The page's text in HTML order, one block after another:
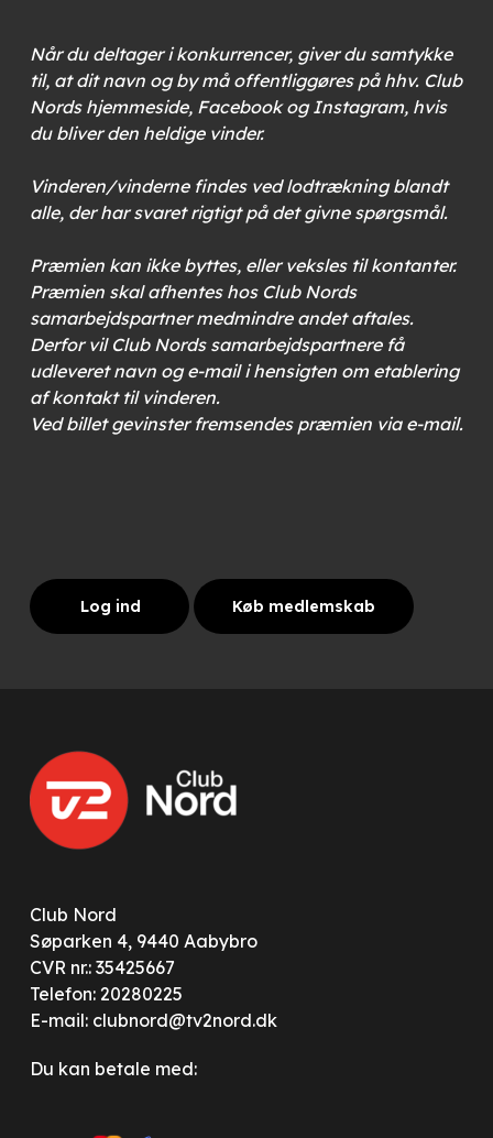
Når du deltager i konkurrencer, giver du samtykke
til, at dit navn og by må offentliggøres på hhv. Club
Nords hjemmeside, Facebook og Instagram, hvis
du bliver den heldige vinder.
Vinderen/vinderne findes ved lodtrækning blandt
alle, der har svaret rigtigt på det givne spørgsmål.
Præmien kan ikke byttes, eller veksles til kontanter.
Præmien skal afhentes hos Club Nords
samarbejdspartner medmindre andet aftales.
Derfor vil Club Nords samarbejdspartnere få
udleveret navn og e-mail i hensigten om etablering
af kontakt til vinderen.
Ved billet gevinster fremsendes præmien via e-mail.
Log ind Køb medlemskab
Club Nord
Søparken 4, 9440 Aabybro
CVR nr.: 35425667
Telefon: 20280225
E-mail: clubnord@tv2nord.dk
Du kan betale med: